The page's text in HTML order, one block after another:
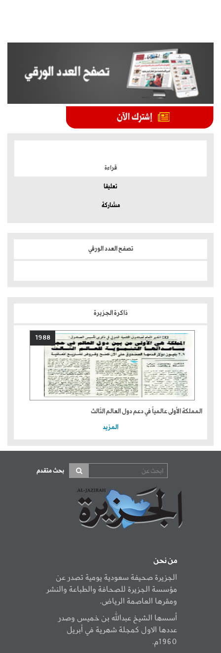
قراءة
تعليقا
مشاركة
تصفح العدد الورقي
ذاكرة الجزيرة
1988
المملكة الأولى عالمياً في دعم دول العالم الثالث
المزيد
بحث متقدم
من نحن
الجزيرة صحيفة سعودية يومية تصدر عن
مؤسسة الجزيرة للصحافة والطباعة والنشر
ومقرها العاصمة الرياض.
أسسها الشيخ عبدالله بن خميس وصدر
عددها الاول كمجلة شهرية في أبريل
1960م.